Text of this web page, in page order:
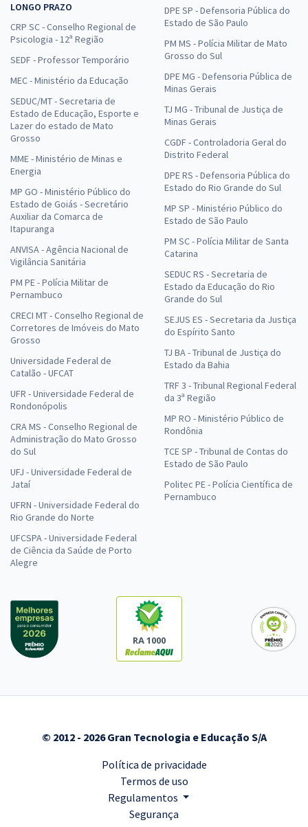
LONGO PRAZO
CRP SC - Conselho Regional de
Psicologia - 12ª Região
SEDF - Professor Temporário
MEC - Ministério da Educação
SEDUC/MT - Secretaria de
Estado de Educação, Esporte e
Lazer do estado de Mato
Grosso
MME - Ministério de Minas e
Energia
MP GO - Ministério Público do
Estado de Goiás - Secretário
Auxiliar da Comarca de
Itapuranga
ANVISA - Agência Nacional de
Vigilância Sanitária
PM PE - Polícia Militar de
Pernambuco
CRECI MT - Conselho Regional de
Corretores de Imóveis do Mato
Grosso
Universidade Federal de
Catalão - UFCAT
UFR - Universidade Federal de
Rondonópolis
CRA MS - Conselho Regional de
Administração do Mato Grosso
do Sul
UFJ - Universidade Federal de
Jataí
UFRN - Universidade Federal do
Rio Grande do Norte
UFCSPA - Universidade Federal
de Ciência da Saúde de Porto
Alegre
DPE SP - Defensoria Pública do
Estado de São Paulo
PM MS - Polícia Militar de Mato
Grosso do Sul
DPE MG - Defensoria Pública de
Minas Gerais
TJ MG - Tribunal de Justiça de
Minas Gerais
CGDF - Controladoria Geral do
Distrito Federal
DPE RS - Defensoria Pública do
Estado do Rio Grande do Sul
MP SP - Ministério Público do
Estado de São Paulo
PM SC - Polícia Militar de Santa
Catarina
SEDUC RS - Secretaria de
Estado da Educação do Rio
Grande do Sul
SEJUS ES - Secretaria da Justiça
do Espírito Santo
TJ BA - Tribunal de Justiça do
Estado da Bahia
TRF 3 - Tribunal Regional Federal
da 3ª Região
MP RO - Ministério Público de
Rondônia
TCE SP - Tribunal de Contas do
Estado de São Paulo
Politec PE - Polícia Científica de
Pernambuco
RA 1000
© 2012 - 2026 Gran Tecnologia e Educação S/A
Política de privacidade
Termos de uso
Regulamentos
Segurança